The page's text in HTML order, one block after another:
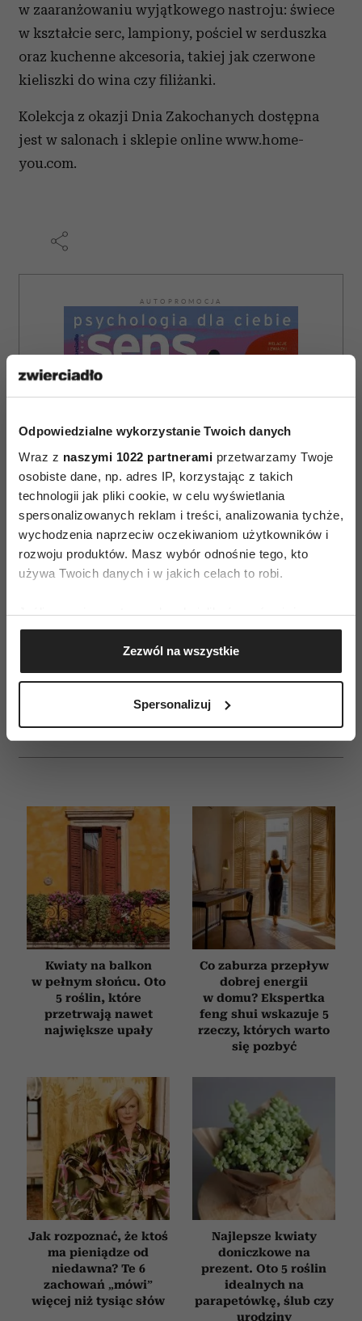
Odpowiedzialne wykorzystanie Twoich danych
Wraz z naszymi 1022 partnerami przetwarzamy Twoje
osobiste dane, np. adres IP, korzystając z takich
technologii jak pliki cookie, w celu wyświetlania
spersonalizowanych reklam i treści, analizowania tychże,
wychodzenia naprzeciw oczekiwaniom użytkowników i
rozwoju produktów. Masz wybór odnośnie tego, kto
używa Twoich danych i w jakich celach to robi.
Jeśli wyrazisz na to zgodę, chcielibyśmy również:
Gromadzić dane dotyczące Twojej lokalizacji
geograficznej z dokładnością nawet do kilku metrów
Identyfikować Twoje urządzenie, aktywnie
(fingerprinting, czyli wirtualny odcisk palca)
Wykorzystujemy pliki cookie do spersonalizowania treści
i reklam, aby oferować funkcje społecznościowe i
analizować ruch w naszej witrynie. Informacje o tym, jak
korzystasz z naszej witryny, udostępniamy partnerom
społecznościowym, reklamowym i analitycznym.
Partnerzy mogą połączyć te informacje z innymi danymi
otrzymanymi od Ciebie lub uzyskanymi podczas
korzystania z ich usług.
Zezwól na wszystkie
Spersonalizuj
w zaaranżowaniu wyjątkowego nastroju: świece
w kształcie serc, lampiony, pościel w serduszka
oraz kuchenne akcesoria, takiej jak czerwone
kieliszki do wina czy filiżanki.
Kolekcja z okazji Dnia Zakochanych dostępna
jest w salonach i sklepie online www.home-
you.com.
AUTOPROMOCJA
ZAMÓW
WYDANIE DRUKOWANE
Kwiaty na balkon
w pełnym słońcu. Oto
5 roślin, które
przetrwają nawet
największe upały
Co zaburza przepływ
dobrej energii
w domu? Ekspertka
feng shui wskazuje 5
rzeczy, których warto
się pozbyć
Jak rozpoznać, że ktoś
ma pieniądze od
niedawna? Te 6
zachowań „mówi”
więcej niż tysiąc słów
Najlepsze kwiaty
doniczkowe na
prezent. Oto 5 roślin
idealnych na
parapetówkę, ślub czy
urodziny